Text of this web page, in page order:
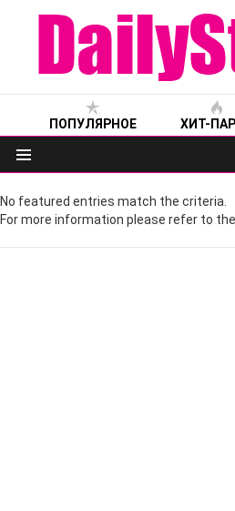
ПОПУЛЯРНОЕ ХИТ-
Меню
No featured entries match the criteria.
For more information please refer to